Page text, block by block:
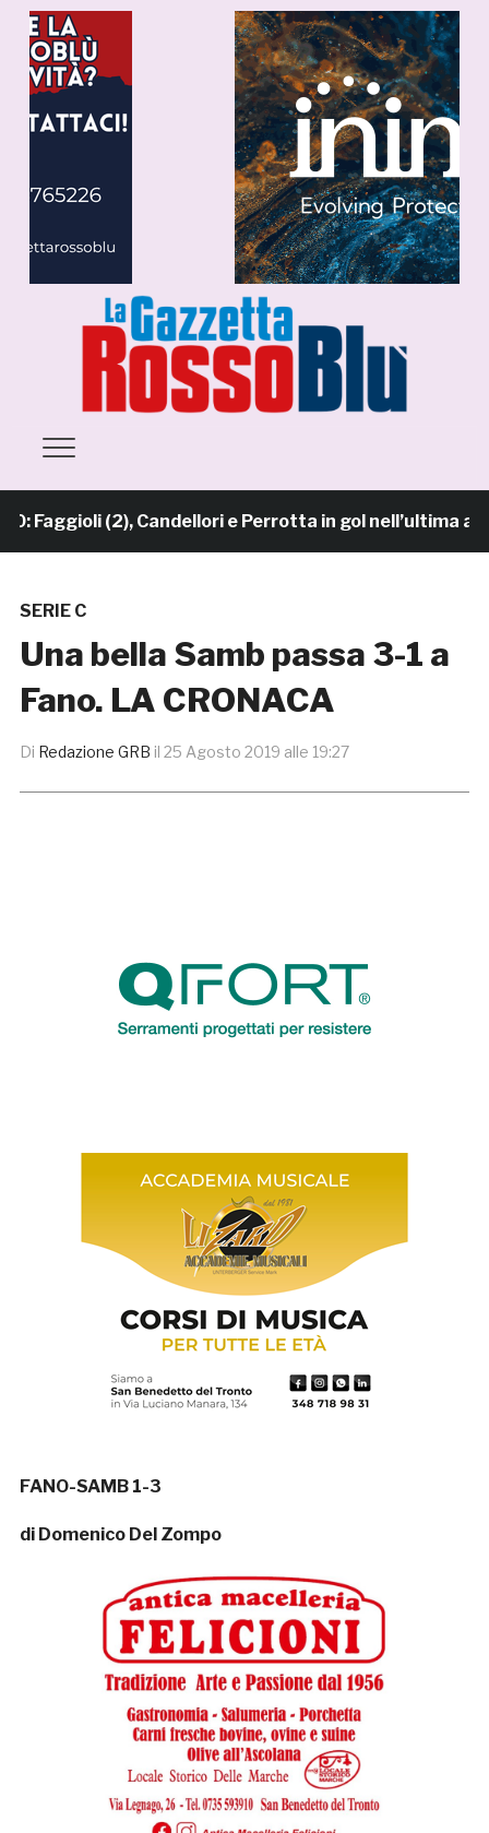
(2), Candellori e Perrotta in gol nell’ultima
SERIE C
Una bella Samb passa 3-1 a
Fano. LA CRONACA
Di Redazione GRB il 25 Agosto 2019 alle 19:27
FANO-SAMB 1-3
di Domenico Del Zompo